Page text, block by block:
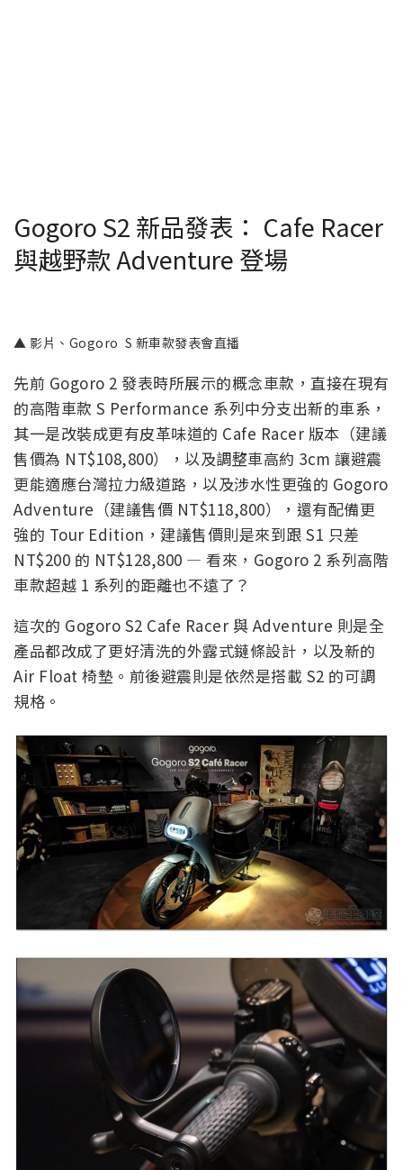
Gogoro S2 新品發表： Cafe Racer
與越野款 Adventure 登場
▲ 影片、Gogoro S 新車款發表會直播
先前 Gogoro 2 發表時所展示的概念車款，直接在現有
的高階車款 S Performance 系列中分支出新的車系，
其一是改裝成更有皮革味道的 Cafe Racer 版本（建議
售價為 NT$108,800），以及調整車高約 3cm 讓避震
更能適應台灣拉力級道路，以及涉水性更強的 Gogoro
Adventure（建議售價 NT$118,800），還有配備更
強的 Tour Edition，建議售價則是來到跟 S1 只差
NT$200 的 NT$128,800 — 看來，Gogoro 2 系列高階
車款超越 1 系列的距離也不遠了？
這次的 Gogoro S2 Cafe Racer 與 Adventure 則是全
產品都改成了更好清洗的外露式鏈條設計，以及新的
Air Float 椅墊。前後避震則是依然是搭載 S2 的可調
規格。